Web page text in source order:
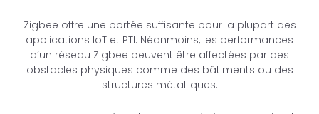
Zigbee offre une portée suffisante pour la plupart des
applications IoT et PTI. Néanmoins, les performances
d’un réseau Zigbee peuvent être affectées par des
obstacles physiques comme des bâtiments ou des
structures métalliques.